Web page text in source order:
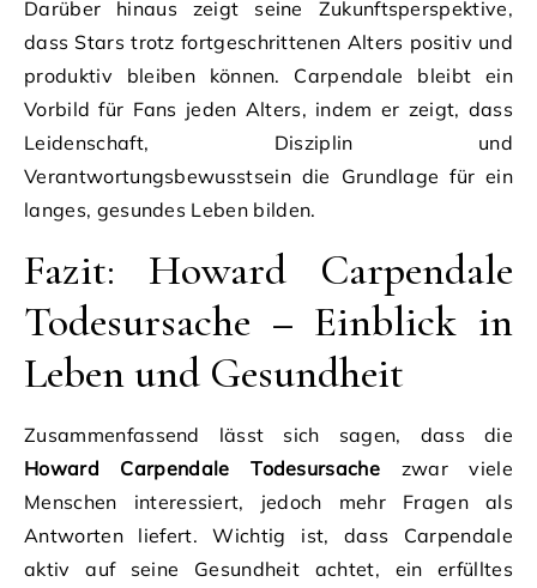
Darüber hinaus zeigt seine Zukunftsperspektive,
dass Stars trotz fortgeschrittenen Alters positiv und
produktiv bleiben können. Carpendale bleibt ein
Vorbild für Fans jeden Alters, indem er zeigt, dass
Leidenschaft, Disziplin und
Verantwortungsbewusstsein die Grundlage für ein
langes, gesundes Leben bilden.
Fazit: Howard Carpendale
Todesursache – Einblick in
Leben und Gesundheit
Zusammenfassend lässt sich sagen, dass die
Howard Carpendale Todesursache zwar viele
Menschen interessiert, jedoch mehr Fragen als
Antworten liefert. Wichtig ist, dass Carpendale
aktiv auf seine Gesundheit achtet, ein erfülltes